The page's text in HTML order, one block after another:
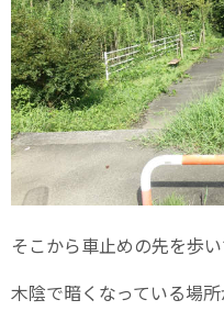
そこから車止めの先を歩い
木陰で暗くなっている場所